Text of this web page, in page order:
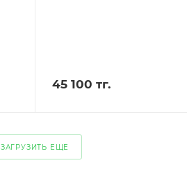
45 100 тг.
ЗАГРУЗИТЬ ЕЩЕ